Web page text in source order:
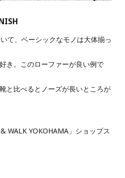
て、ベーシックなモノは大体揃っ
き。このローファーが良い例で
と比べるとノーズが長いところが
WALK YOKOHAMA」ショップス